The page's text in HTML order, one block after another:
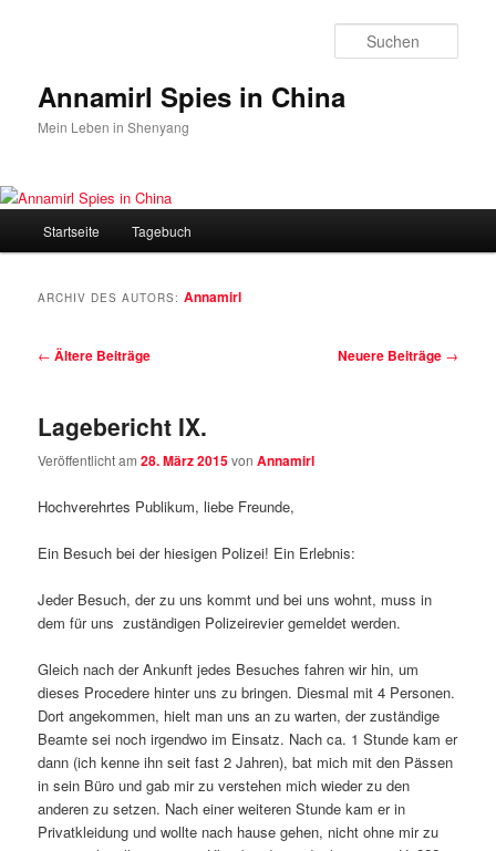
Annamirl Spies in China
Mein Leben in Shenyang
Startseite Tagebuch
ARCHIV DES AUTORS:Annamirl
Beitrags-
← Ältere Beiträge Neuere Beiträge →
Lagebericht IX.
Veröffentlicht am28. März 2015vonAnnamirl
Hochverehrtes Publikum, liebe Freunde,
Ein Besuch bei der hiesigen Polizei! Ein Erlebnis:
Jeder Besuch, der zu uns kommt und bei uns wohnt, muss in
dem für uns zuständigen Polizeirevier gemeldet werden.
Gleich nach der Ankunft jedes Besuches fahren wir hin, um
dieses Procedere hinter uns zu bringen. Diesmal mit 4 Personen.
Dort angekommen, hielt man uns an zu warten, der zuständige
Beamte sei noch irgendwo im Einsatz. Nach ca. 1 Stunde kam er
dann (ich kenne ihn seit fast 2 Jahren), bat mich mit den Pässen
in sein Büro und gab mir zu verstehen mich wieder zu den
anderen zu setzen. Nach einer weiteren Stunde kam er in
Privatkleidung und wollte nach hause gehen, nicht ohne mir zu